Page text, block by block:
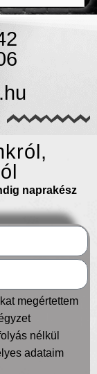
naprakész
megértettem
nélkül
adataim